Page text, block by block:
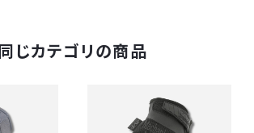
同じカテゴリの商品